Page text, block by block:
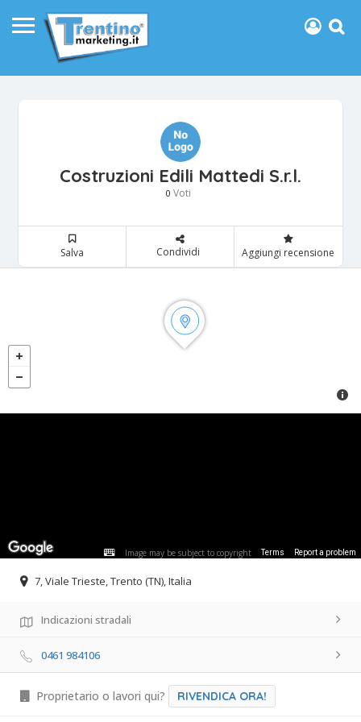
Costruzioni Edili Mattedi S.r.l.
0 Voti
Salva Condividi Aggiungi recensione
Image may be subject to copyright Terms Report a problem
7, Viale Trieste, Trento (TN), Italia
Indicazioni stradali
0461 984106
Proprietario o lavori qui? RIVENDICA ORA!